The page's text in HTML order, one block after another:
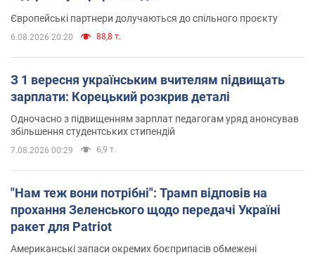
Європейські партнери долучаються до спільного проєкту
6.08.2026 20:20 88,8 т.
З 1 вересня українським вчителям підвищать
зарплати: Корецький розкрив деталі
Одночасно з підвищенням зарплат педагогам уряд анонсував
збільшення студентських стипендій
7.08.2026 00:29 6,9 т.
"Нам теж вони потрібні": Трамп відповів на
прохання Зеленського щодо передачі Україні
ракет для Patriot
Американські запаси окремих боєприпасів обмежені